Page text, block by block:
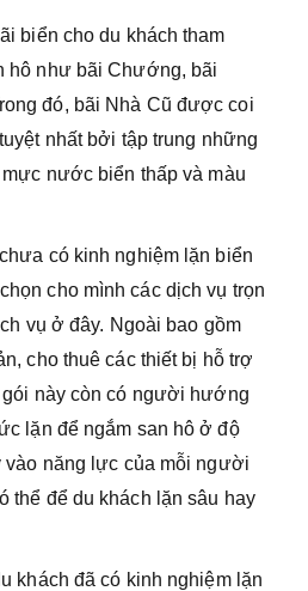
biển cho du khách tham
hô như bãi Chướng, bãi
đó, bãi Nhà Cũ được coi
nhất bởi tập trung những
nước biển thấp và màu
có kinh nghiệm lặn biển
cho mình các dịch vụ trọn
vụ ở đây. Ngoài bao gồm
cho thuê các thiết bị hỗ trợ
gói này còn có người hướng
lặn để ngắm san hô ở độ
vào năng lực của mỗi người
thể để du khách lặn sâu hay
khách đã có kinh nghiệm lặn